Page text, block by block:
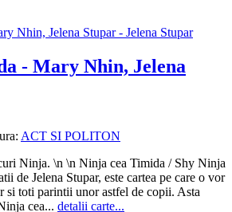
- Mary Nhin, Jelena
ACT SI POLITON
Ninja. \n \n Ninja cea Timida / Shy Ninja
de Jelena Stupar, este cartea pe care o vor
toti parintii unor astfel de copii. Asta
cea... detalii carte...